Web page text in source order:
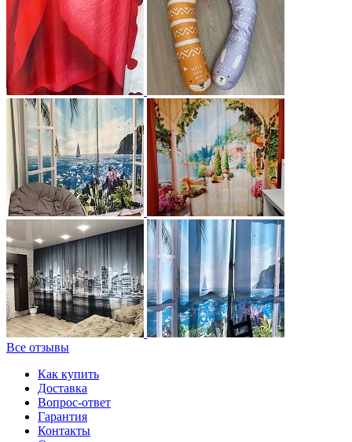
Все отзывы
Как купить
Доставка
Вопрос-ответ
Гарантия
Контакты